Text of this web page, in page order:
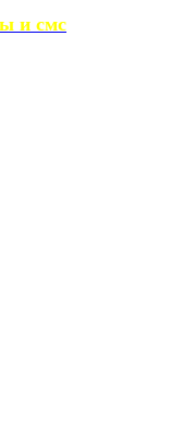
и смс